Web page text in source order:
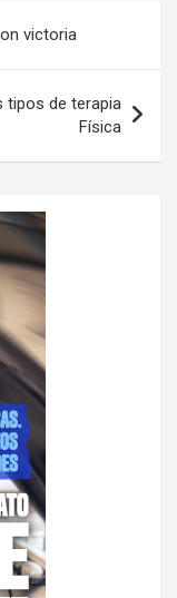
victoria
tipos de terapia
Física